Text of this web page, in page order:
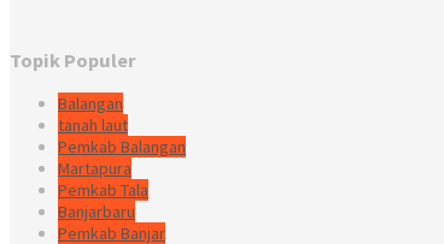
Topik Populer
Balangan
tanah laut
Pemkab Balangan
Martapura
Pemkab Tala
Banjarbaru
Pemkab Banjar